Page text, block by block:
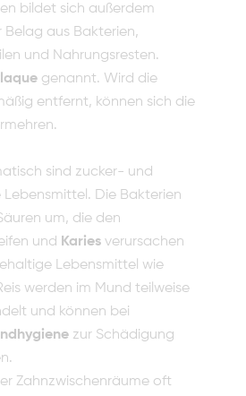
bildet sich außerdem
aus Bakterien,
und Nahrungsresten.
genannt. Wird die
entfernt, können sich die
sind zucker- und
Die Bakterien
um, die den
und Karies verursachen
Lebensmittel wie
werden im Mund teilweise
und können bei
zur Schädigung
Zahnzwischenräume oft